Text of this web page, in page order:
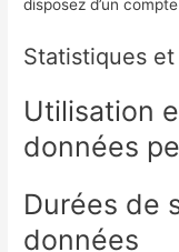
disposez d’un
Statistiques et
Utilisation
données
Durées de
données